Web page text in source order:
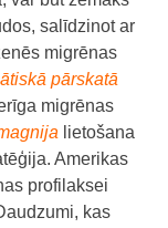
salīdzinot ar
migrēnas
pārskatā
migrēnas
lietošana
Amerikas
profilaksei
kas